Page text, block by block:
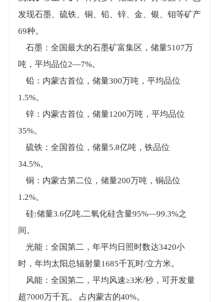
发现石墨、硫铁、铜、铅、锌、金、银、钼等矿产
69种。
石墨：全国最大的石墨矿富集区，储量5107万
吨，平均品位2—7%。
铅：内蒙古首位，储量300万吨，平均品位
1.5%。
锌：内蒙古首位，储量1200万吨，平均品位
35%。
硫铁：全国首位，储量5.8亿吨，铁品位
34.5%。
铜：内蒙古第二位，储量200万吨，铜品位
1.2%。
硅:储量3.6亿吨,二氧化硅含量95%—99.3%之
间。
光能：全国第二，年平均日照时数达3420小
时，年均太阳总辐射量1685千瓦时/立方米。
风能：全国第二，平均风速≥3米/秒，可开发量
超7000万千瓦。 占内蒙古的40%。